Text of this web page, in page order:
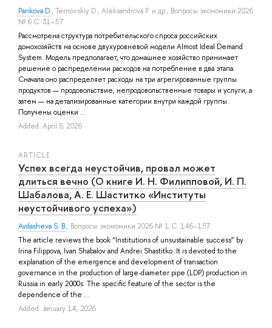
Pankova D., Ternovskiy D., Aleksandrova P. и др., Вопросы экономики 2026
№ 6 С. 31–57
Рассмотрена структура потребительского спроса российских
домохозяйств на основе двухуровневой модели Almost Ideal Demand
System. Модель предполагает, что домашнее хозяйство принимает
решение о распределении расходов на потребление в два этапа.
Сначала оно распределяет расходы на три агрегированные группы
продуктов — продовольствие, непродовольственные товары и услуги, а
затем — на детализированные категории внутри каждой группы.
Получены оценки ...
Added: April 5, 2026
ARTICLE
Успех всегда неустойчив, провал может
длиться вечно (О книге И. Н. Филипповой, И. П.
Шабалова, А. Е. Шаститко «Институты
неустойчивого успеха»)
Avdasheva S. B., Вопросы экономики 2026 № 1 С. 146–157
The article reviews the book “Institutions of unsustainable success” by
Irina Filippova, Ivan Shabalov and Andrei Shastitko. It is devoted to the
explanation of the emergence and development of transaction
governance in the production of large-diameter pipe (LDP) production in
Russia in early 2000s. The specific feature of the sector is the
dependence of the ...
Added: January 14, 2026